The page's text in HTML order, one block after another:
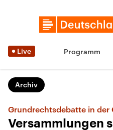
Live Programm
Archiv
Grundrechtsdebatte in der
Versammlungen